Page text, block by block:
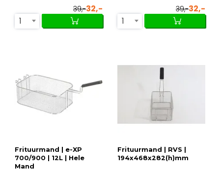
39,-32,-
1
39,-32,-
1
Frituurmand | e-XP
700/900 | 12L | Hele
Mand
Frituurmand | RVS |
194x468x282(h)mm